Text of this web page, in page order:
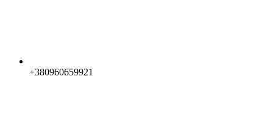
+380960659921